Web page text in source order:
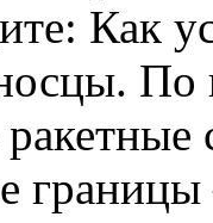
Как